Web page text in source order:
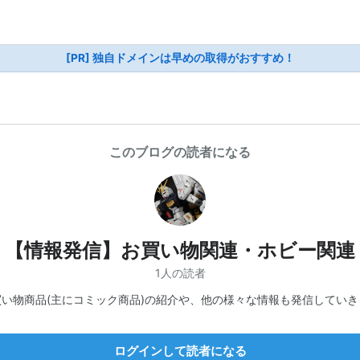
[PR] 独自ドメインは早めの取得がおすすめ！
このブログの読者になる
【情報発信】お買い物関連・ホビー関連
1人の読者
物商品(主にコミック商品)の紹介や、他の様々な情報も発信してい
ログインして読者になる